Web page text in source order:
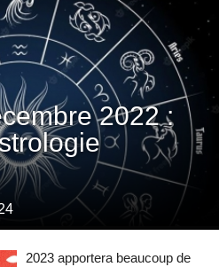
2022 :
2023 apportera beaucoup de